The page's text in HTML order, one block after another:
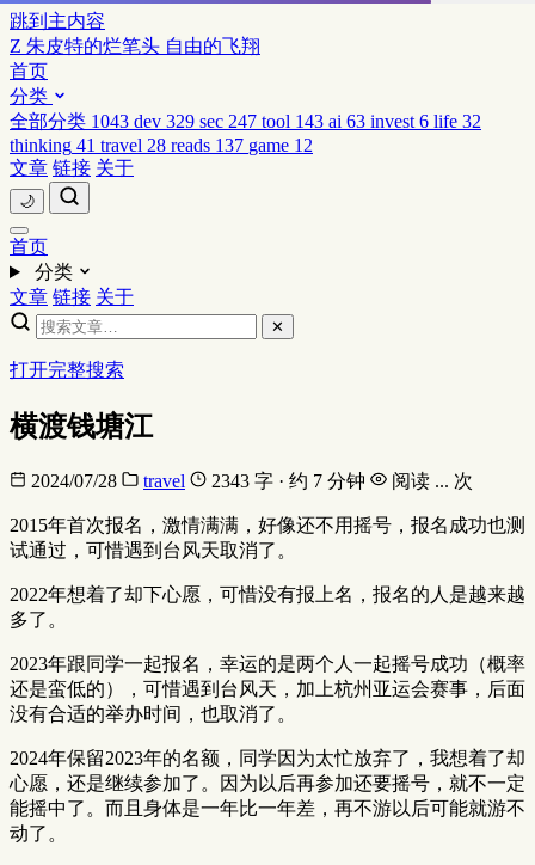
跳到主内容
Z 朱皮特的烂笔头 自由的飞翔
首页
分类
全部分类 1043 dev 329 sec 247 tool 143 ai 63 invest 6 life 32
thinking 41 travel 28 reads 137 game 12
文章 链接 关于
🌙
首页
分类
文章 链接 关于
✕
打开完整搜索
横渡钱塘江
2024/07/28 travel 2343 字 · 约 7 分钟 阅读 ... 次
2015年首次报名，激情满满，好像还不用摇号，报名成功也测
试通过，可惜遇到台风天取消了。
2022年想着了却下心愿，可惜没有报上名，报名的人是越来越
多了。
2023年跟同学一起报名，幸运的是两个人一起摇号成功（概率
还是蛮低的），可惜遇到台风天，加上杭州亚运会赛事，后面
没有合适的举办时间，也取消了。
2024年保留2023年的名额，同学因为太忙放弃了，我想着了却
心愿，还是继续参加了。因为以后再参加还要摇号，就不一定
能摇中了。而且身体是一年比一年差，再不游以后可能就游不
动了。